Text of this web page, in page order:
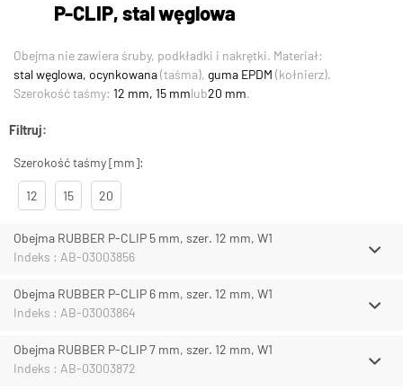
P-CLIP, stal węglowa
Obejma nie zawiera śruby, podkładki i nakrętki. Materiał:
stal węglowa, ocynkowana(taśma), guma EPDM (kołnierz).
Szerokość taśmy: 12 mm, 15 mmlub20 mm.
Filtruj:
Szerokość taśmy [mm]:
12 15 20
Obejma RUBBER P-CLIP 5 mm, szer. 12 mm, W1
Indeks : AB-03003856
Obejma RUBBER P-CLIP 6 mm, szer. 12 mm, W1
Indeks : AB-03003864
Obejma RUBBER P-CLIP 7 mm, szer. 12 mm, W1
Indeks : AB-03003872